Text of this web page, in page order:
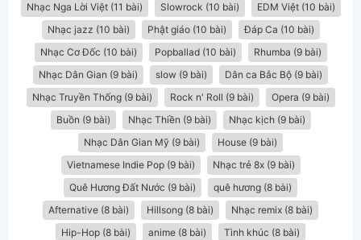
Nhạc Nga Lời Việt (11 bài)
Slowrock (10 bài)
EDM Việt (10 bài)
Nhạc jazz (10 bài)
Phật giáo (10 bài)
Đáp Ca (10 bài)
Nhạc Cơ Đốc (10 bài)
Popballad (10 bài)
Rhumba (9 bài)
Nhạc Dân Gian (9 bài)
slow (9 bài)
Dân ca Bắc Bộ (9 bài)
Nhạc Truyền Thống (9 bài)
Rock n' Roll (9 bài)
Opera (9 bài)
Buồn (9 bài)
Nhạc Thiền (9 bài)
Nhạc kịch (9 bài)
Nhạc Dân Gian Mỹ (9 bài)
House (9 bài)
Vietnamese Indie Pop (9 bài)
Nhạc trẻ 8x (9 bài)
Quê Hương Đất Nước (9 bài)
quê hương (8 bài)
Afternative (8 bài)
Hillsong (8 bài)
Nhạc remix (8 bài)
Hip-Hop (8 bài)
anime (8 bài)
Tình khúc (8 bài)